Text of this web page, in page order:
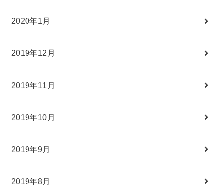
2020年1月
2019年12月
2019年11月
2019年10月
2019年9月
2019年8月